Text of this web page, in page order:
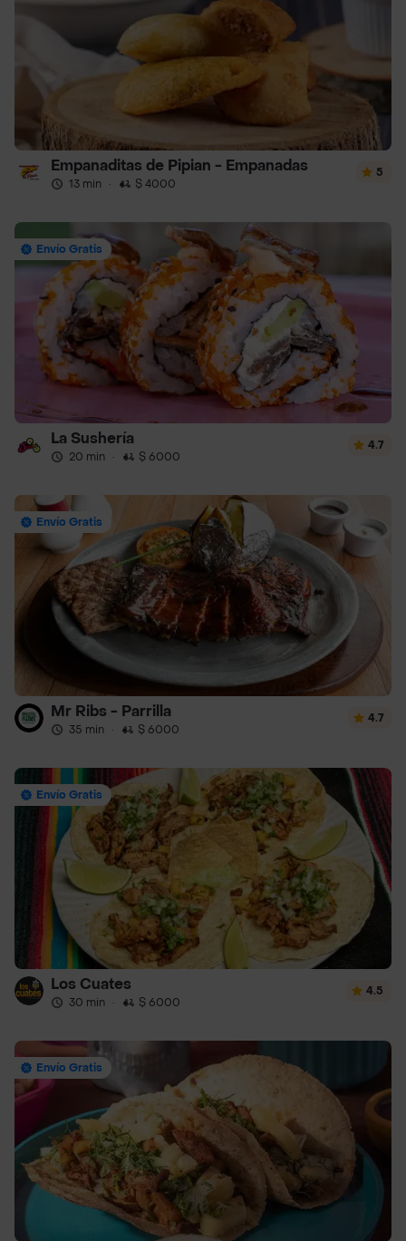
Empanaditas de Pipian - Empanadas
13 min · $ 4000
5
Envío Gratis
La Sushería
20 min · $ 6000
4.7
Envío Gratis
Mr Ribs - Parrilla
35 min · $ 6000
4.7
Envío Gratis
Los Cuates
30 min · $ 6000
4.5
Envío Gratis